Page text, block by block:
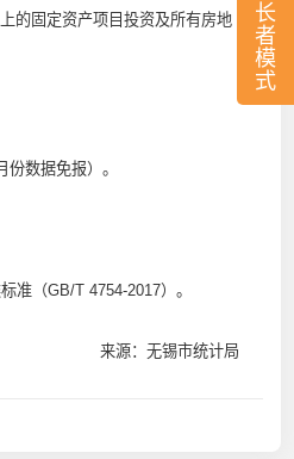
长
者
模
式
固定资产项目投资及所有房地
数据免报）。
（GB/T 4754-2017）。
来源：无锡市统计局